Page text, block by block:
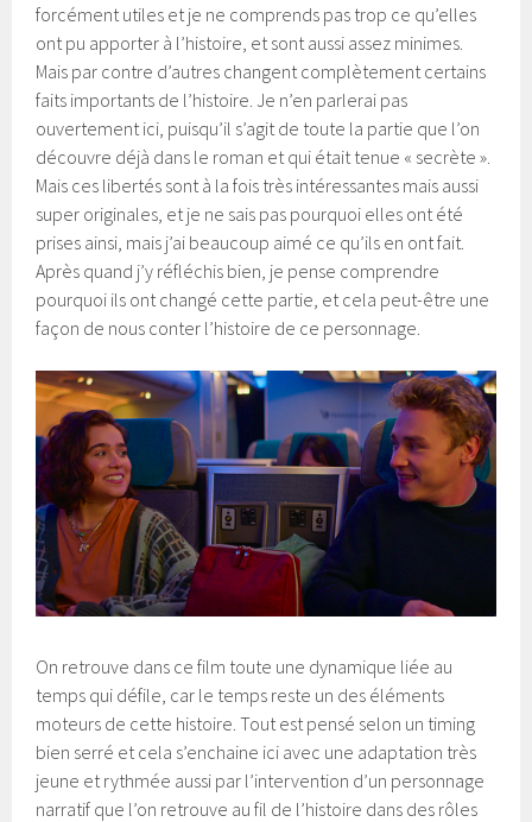
forcément utiles et je ne comprends pas trop ce qu’elles
ont pu apporter à l’histoire, et sont aussi assez minimes.
Mais par contre d’autres changent complètement certains
faits importants de l’histoire. Je n’en parlerai pas
ouvertement ici, puisqu’il s’agit de toute la partie que l’on
découvre déjà dans le roman et qui était tenue « secrète ».
Mais ces libertés sont à la fois très intéressantes mais aussi
super originales, et je ne sais pas pourquoi elles ont été
prises ainsi, mais j’ai beaucoup aimé ce qu’ils en ont fait.
Après quand j’y réfléchis bien, je pense comprendre
pourquoi ils ont changé cette partie, et cela peut-être une
façon de nous conter l’histoire de ce personnage.
On retrouve dans ce film toute une dynamique liée au
temps qui défile, car le temps reste un des éléments
moteurs de cette histoire. Tout est pensé selon un timing
bien serré et cela s’enchaine ici avec une adaptation très
jeune et rythmée aussi par l’intervention d’un personnage
narratif que l’on retrouve au fil de l’histoire dans des rôles